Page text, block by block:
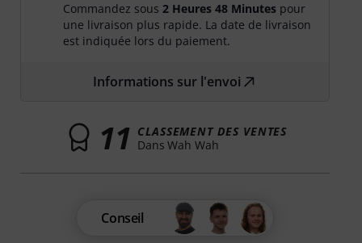
Commandez sous2 Heures 48 Minutes pour
une livraison plus rapide. La date de livraison
est indiquée lors du paiement.
Informations sur l'envoi
11 CLASSEMENT DES VENTES
Dans Wah Wah
Conseil